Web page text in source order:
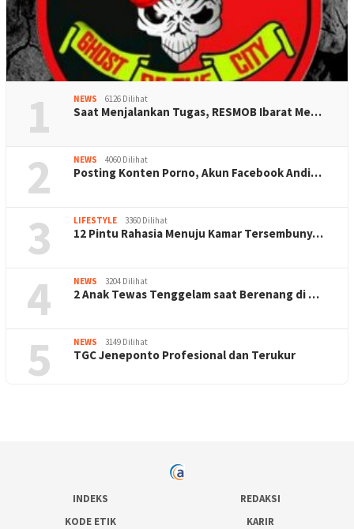
1 NEWS 6126 Dilihat
Saat Menjalankan Tugas, RESMOB Ibarat Me…
2 NEWS 4060 Dilihat
Posting Konten Porno, Akun Facebook Andi…
3 LIFESTYLE 3360 Dilihat
12 Pintu Rahasia Menuju Kamar Tersembuny…
4 NEWS 3204 Dilihat
2 Anak Tewas Tenggelam saat Berenang di …
5 NEWS 3149 Dilihat
TGC Jeneponto Profesional dan Terukur
INDEKS
REDAKSI
KODE ETIK
KARIR